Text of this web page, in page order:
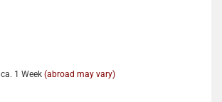
ca. 1 Week (abroad may vary)